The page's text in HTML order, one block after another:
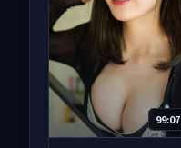
99:07